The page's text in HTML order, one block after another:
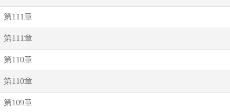
第111章
第111章
第110章
第110章
第109章